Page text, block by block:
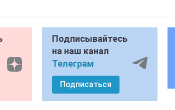
Подписывайтесь
на наш канал
Телеграм
Подписаться